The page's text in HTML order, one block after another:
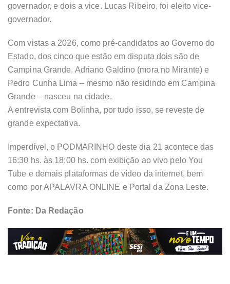
governador, e dois a vice. Lucas Ribeiro, foi eleito vice-
governador.
Com vistas a 2026, como pré-candidatos ao Governo do
Estado, dos cinco que estão em disputa dois são de
Campina Grande. Adriano Galdino (mora no Mirante) e
Pedro Cunha Lima – mesmo não residindo em Campina
Grande – nasceu na cidade.
A entrevista com Bolinha, por tudo isso, se reveste de
grande expectativa.
Imperdível, o PODMARINHO deste dia 21 acontece das
16:30 hs. às 18:00 hs. com exibição ao vivo pelo You
Tube e demais plataformas de vídeo da internet, bem
como por APALAVRA ONLINE e Portal da Zona Leste.
Fonte: Da Redação